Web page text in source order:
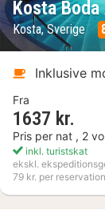
Kusthotell
Kosta
Kosta, Sverige
Inklusive
Fra
1637 kr.
Pris per nat , 2
inkl. turistskat
ekskl.
79 kr. per reservation